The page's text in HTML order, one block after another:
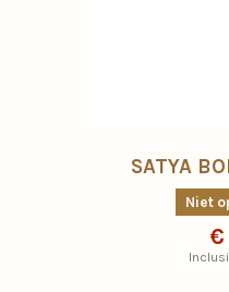
SATYA
Niet
€